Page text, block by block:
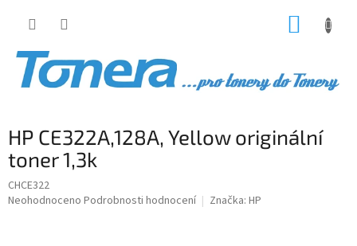
HP CE322A,128A, Yellow originální
toner 1,3k
CHCE322
Průměrné
Neohodnoceno Podrobnosti hodnocení Značka: HP